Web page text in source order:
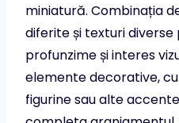
miniatură. Combinația
diferite și texturi
profunzime și interes
elemente decorative,
figurine sau alte